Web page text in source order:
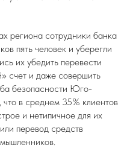
региона сотрудники банка
пять человек и уберегли
их убедить перевести
счет и даже совершить
безопасности Юго-
в среднем 35% клиентов
и нетипичное для их
перевод средств